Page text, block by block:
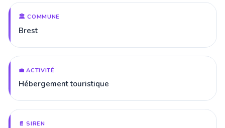
🏛️ COMMUNE
Brest
💼 ACTIVITÉ
Hébergement touristique
📄 SIREN